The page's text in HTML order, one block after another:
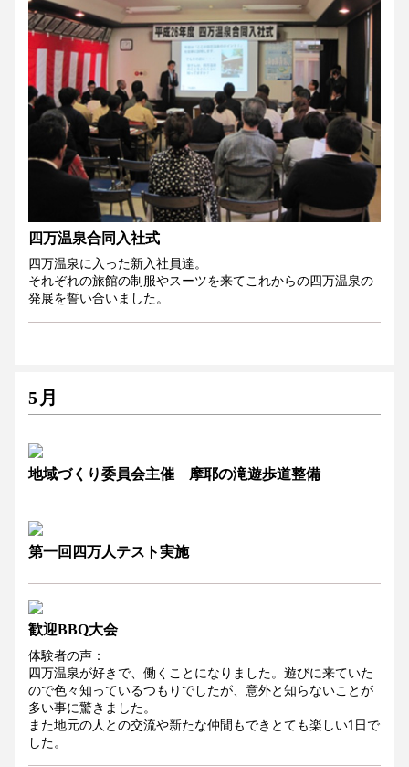
四万温泉合同入社式
四万温泉に入った新入社員達。
それぞれの旅館の制服やスーツを来てこれからの四万温泉の
発展を誓い合いました。
5月
地域づくり委員会主催 摩耶の滝遊歩道整備
第一回四万人テスト実施
歓迎BBQ大会
体験者の声：
四万温泉が好きで、働くことになりました。遊びに来ていた
ので色々知っているつもりでしたが、意外と知らないことが
多い事に驚きました。
また地元の人との交流や新たな仲間もできとても楽しい1日で
した。